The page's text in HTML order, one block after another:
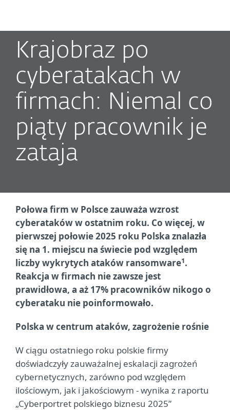
Krajobraz po
cyberatakach w
firmach: Niemal co
piąty pracownik je
zataja
Połowa firm w Polsce zauważa wzrost
cyberataków w ostatnim roku. Co więcej, w
pierwszej połowie 2025 roku Polska znalazła
się na 1. miejscu na świecie pod względem
liczby wykrytych ataków ransomware1.
Reakcja w firmach nie zawsze jest
prawidłowa, a aż 17% pracowników nikogo o
cyberataku nie poinformowało.
Polska w centrum ataków, zagrożenie rośnie
W ciągu ostatniego roku polskie firmy
doświadczyły zauważalnej eskalacji zagrożeń
cybernetycznych, zarówno pod względem
ilościowym, jak i jakościowym - wynika z raportu
„Cyberportret polskiego biznesu 2025”